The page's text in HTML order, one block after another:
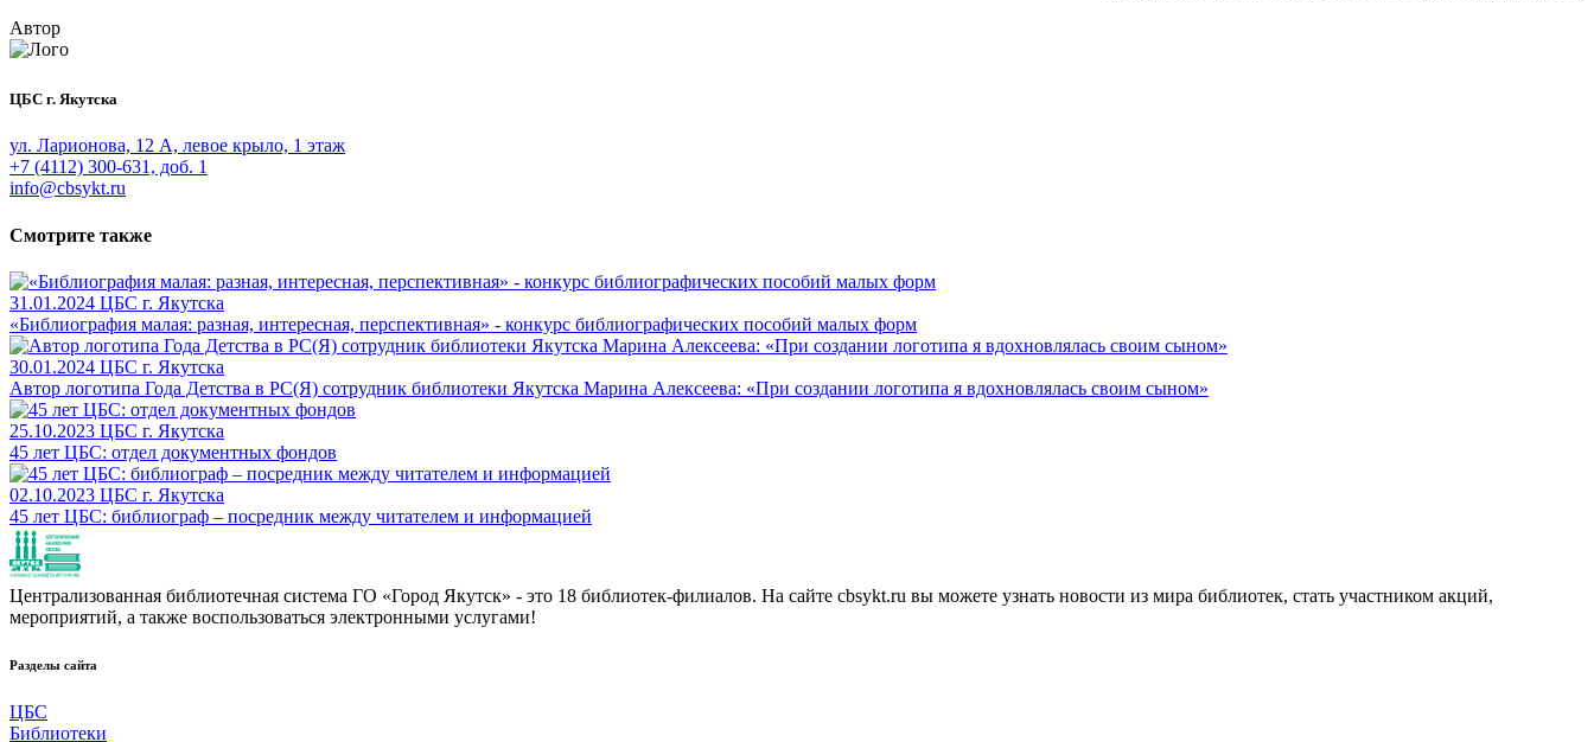
Автор
ЦБС г. Якутска
ул. Ларионова, 12 А, левое крыло, 1 этаж
+7 (4112) 300-631, доб. 1
info@cbsykt.ru
Смотрите также
31.01.2024 ЦБС г. Якутска
«Библиография малая: разная, интересная, перспективная» - конкурс библиографических пособий малых форм
30.01.2024 ЦБС г. Якутска
Автор логотипа Года Детства в РС(Я) сотрудник библиотеки Якутска Марина Алексеева: «При создании логотипа я вдохновлялась своим сыном»
25.10.2023 ЦБС г. Якутска
45 лет ЦБС: отдел документных фондов
02.10.2023 ЦБС г. Якутска
45 лет ЦБС: библиограф – посредник между читателем и информацией
Централизованная библиотечная система ГО «Город Якутск» - это 18 библиотек-филиалов. На сайте cbsykt.ru вы можете узнать новости из мира библиотек, стать участником акций,
мероприятий, а также воспользоваться электронными услугами!
Разделы сайта
ЦБС
Библиотеки